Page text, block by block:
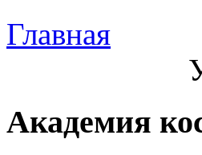
Главная
Академия